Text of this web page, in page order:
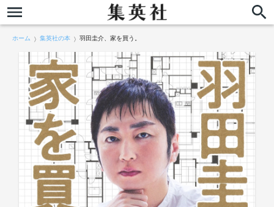
ホーム 集英社の本 羽田圭介、家を買う。